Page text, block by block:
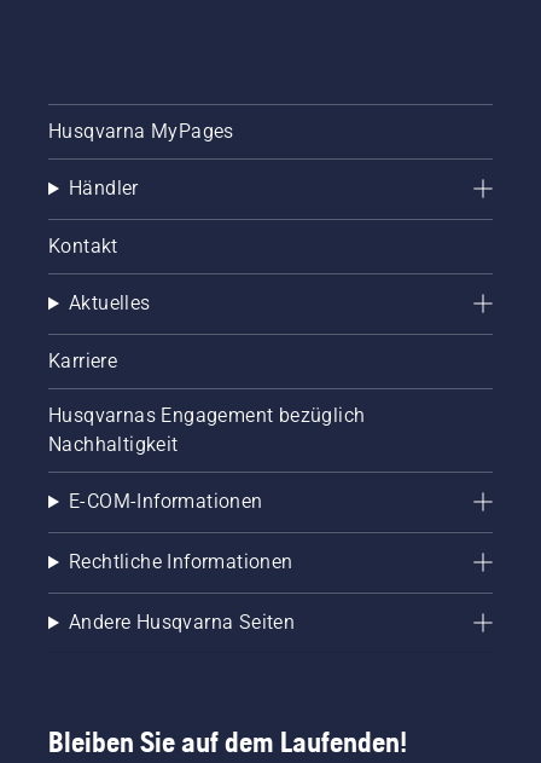
Husqvarna MyPages
Händler
Kontakt
Aktuelles
Karriere
Husqvarnas Engagement bezüglich
Nachhaltigkeit
E-COM-Informationen
Rechtliche Informationen
Andere Husqvarna Seiten
Bleiben Sie auf dem Laufenden!